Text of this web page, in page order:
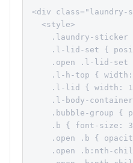
<div
  <style>
.laundry-sticker
.l-lid-set {
.open .l-lid-set
.l-h-top {
.l-lid { width:
.l-body-
.bubble-group {
.b { font-size:
.open .b {
.open .b:nth-